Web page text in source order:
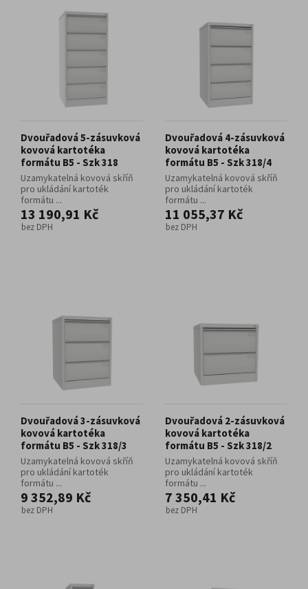
Dvouřadová 5-zásuvková
kovová kartotéka
formátu B5 - Szk 318
Uzamykatelná kovová skříň
pro ukládání kartoték
formátu ...
13 190,91 Kč
bez DPH
Dvouřadová 4-zásuvková
kovová kartotéka
formátu B5 - Szk 318/4
Uzamykatelná kovová skříň
pro ukládání kartoték
formátu ...
11 055,37 Kč
bez DPH
Dvouřadová 3-zásuvková
kovová kartotéka
formátu B5 - Szk 318/3
Uzamykatelná kovová skříň
pro ukládání kartoték
formátu ...
9 352,89 Kč
bez DPH
Dvouřadová 2-zásuvková
kovová kartotéka
formátu B5 - Szk 318/2
Uzamykatelná kovová skříň
pro ukládání kartoték
formátu ...
7 350,41 Kč
bez DPH